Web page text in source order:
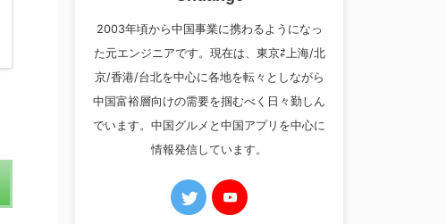
2003年頃から中国事業に携わるようになっ
た元エンジニアです。現在は、東京⇄上海/北
京/香港/台北を中心に各地を転々としながら
中国富裕層向けの需要を掴むべく日々勤しん
でいます。中国グルメと中国アプリを中心に
情報発信しています。